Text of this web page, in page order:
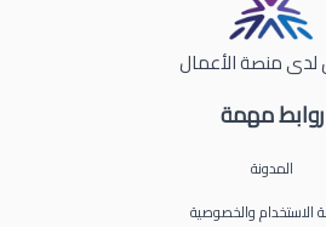
روابط مهمة
المدونة
الاستخدام والخصوصية
منصة الأعمال